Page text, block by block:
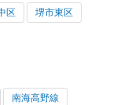
区 堺市東区
南海高野線